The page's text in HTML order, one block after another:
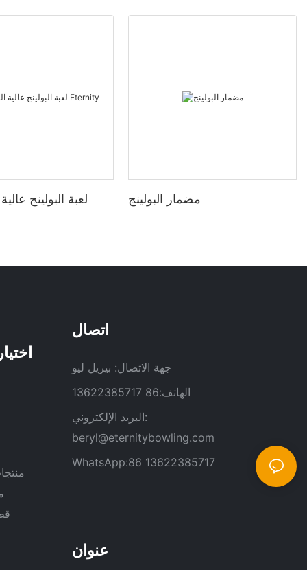
لعبة البولينج مضمار البولينج
اتصال
جهة الاتصال: بيريل ليو
الهاتف:86 13622385717
البريد الإلكتروني:
beryl@eternitybowling.com
WhatsApp:86 13622385717
عنوان